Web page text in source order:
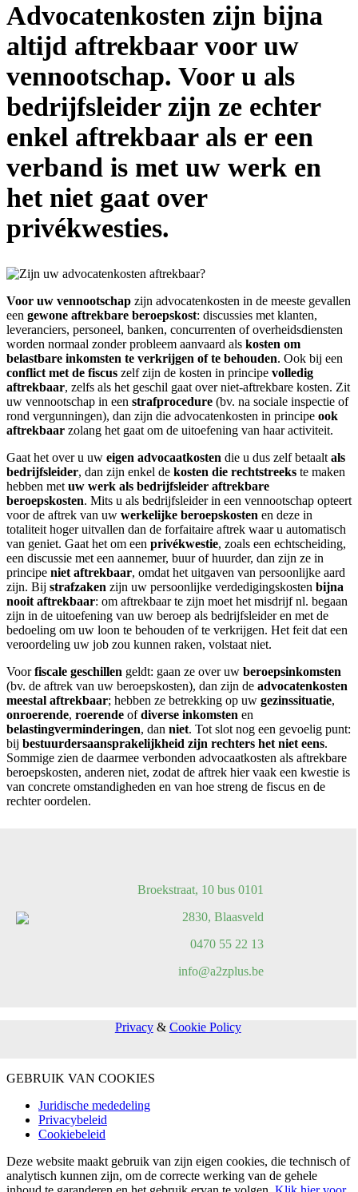
Advocatenkosten zijn bijna
altijd aftrekbaar voor uw
vennootschap. Voor u als
bedrijfsleider zijn ze echter
enkel aftrekbaar als er een
verband is met uw werk en
het niet gaat over
privékwesties.
Voor uw vennootschap zijn advocatenkosten in de meeste gevallen
een gewone aftrekbare beroepskost: discussies met klanten,
leveranciers, personeel, banken, concurrenten of overheidsdiensten
worden normaal zonder probleem aanvaard als kosten om
belastbare inkomsten te verkrijgen of te behouden. Ook bij een
conflict met de fiscus zelf zijn de kosten in principe volledig
aftrekbaar, zelfs als het geschil gaat over niet-aftrekbare kosten. Zit
uw vennootschap in een strafprocedure (bv. na sociale inspectie of
rond vergunningen), dan zijn die advocatenkosten in principe ook
aftrekbaar zolang het gaat om de uitoefening van haar activiteit.
Gaat het over u uw eigen advocaatkosten die u dus zelf betaalt als
bedrijfsleider, dan zijn enkel de kosten die rechtstreeks te maken
hebben met uw werk als bedrijfsleider aftrekbare
beroepskosten. Mits u als bedrijfsleider in een vennootschap opteert
voor de aftrek van uw werkelijke beroepskosten en deze in
totaliteit hoger uitvallen dan de forfaitaire aftrek waar u automatisch
van geniet. Gaat het om een privékwestie, zoals een echtscheiding,
een discussie met een aannemer, buur of huurder, dan zijn ze in
principe niet aftrekbaar, omdat het uitgaven van persoonlijke aard
zijn. Bij strafzaken zijn uw persoonlijke verdedigingskosten bijna
nooit aftrekbaar: om aftrekbaar te zijn moet het misdrijf nl. begaan
zijn in de uitoefening van uw beroep als bedrijfsleider en met de
bedoeling om uw loon te behouden of te verkrijgen. Het feit dat een
veroordeling uw job zou kunnen raken, volstaat niet.
Voorfiscale geschillen geldt: gaan ze over uw beroepsinkomsten
(bv. de aftrek van uw beroepskosten), dan zijn de advocatenkosten
meestal aftrekbaar; hebben ze betrekking op uw gezinssituatie,
onroerende, roerende ofdiverse inkomsten en
belastingverminderingen, dan niet. Tot slot nog een gevoelig punt:
bij bestuurdersaansprakelijkheid zijn rechters het niet eens.
Sommige zien de daarmee verbonden advocaatkosten als aftrekbare
beroepskosten, anderen niet, zodat de aftrek hier vaak een kwestie is
van concrete omstandigheden en van hoe streng de fiscus en de
rechter oordelen.
Broekstraat, 10 bus 0101
2830, Blaasveld
0470 55 22 13
info@a2zplus.be
Privacy& Cookie Policy
GEBRUIK VAN COOKIES
Juridische mededeling
Privacybeleid
Cookiebeleid
Deze website maakt gebruik van zijn eigen cookies, die technisch of
analytisch kunnen zijn, om de correcte werking van de gehele